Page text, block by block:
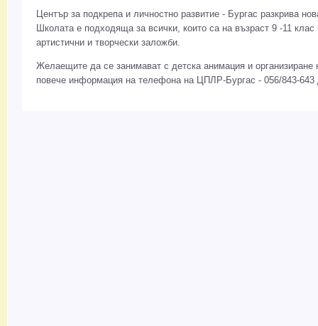
Център за подкрепа и личностно развитие - Бургас разкрива
Школата е подходяща за всички, които са на възраст 9 -11
артистични и творчески заложби.
Желаещите да се занимават с детска анимация и организиране
повече информация на телефона на ЦПЛР-Бургас - 056/843-643